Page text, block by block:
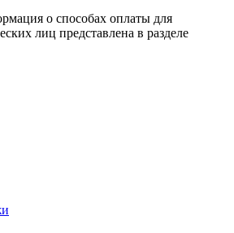
о способах оплаты для
лиц представлена в разделе